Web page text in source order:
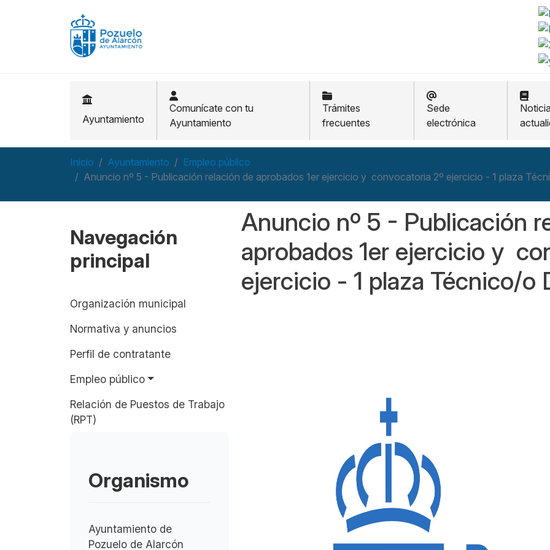
Ayuntamiento
Comunícate con tu
Ayuntamiento
Trámites
frecuentes
Sede
electrónica
Inicio Ayuntamiento
Empleo público
Anuncio nº 5 - Publicación relación de aprobados 1er ejercicio y convocatoria 2º ejercicio - 1 plaza
Navegación
principal
Organización municipal
Normativa y anuncios
Perfil de contratante
Empleo público
Relación de Puestos de Trabajo
(RPT)
Organismo
Ayuntamiento de
Pozuelo de Alarcón
Anuncio nº 5 - Publicación
aprobados 1er ejercicio y
ejercicio - 1 plaza Técnico/o